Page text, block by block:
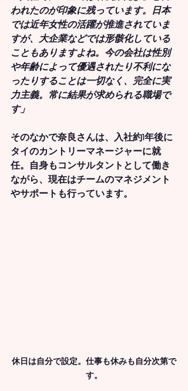
われたのが印象に残っています。日本
では近年女性の活躍が推進されていま
すが、大企業などでは形骸化している
こともありますよね。今の会社は性別
や年齢によって優遇されたり不利にな
ったりすることは一切なく、完全に実
力主義。常に結果が求められる職場で
す」
そのなかで奈良さんは、入社約1年後に
タイのカントリーマネージャーに就
任。自身もコンサルタントとして働き
ながら、現在はチームのマネジメント
やサポートも行っています。
休日は自分で設定。仕事も休みも自分次第で
す。